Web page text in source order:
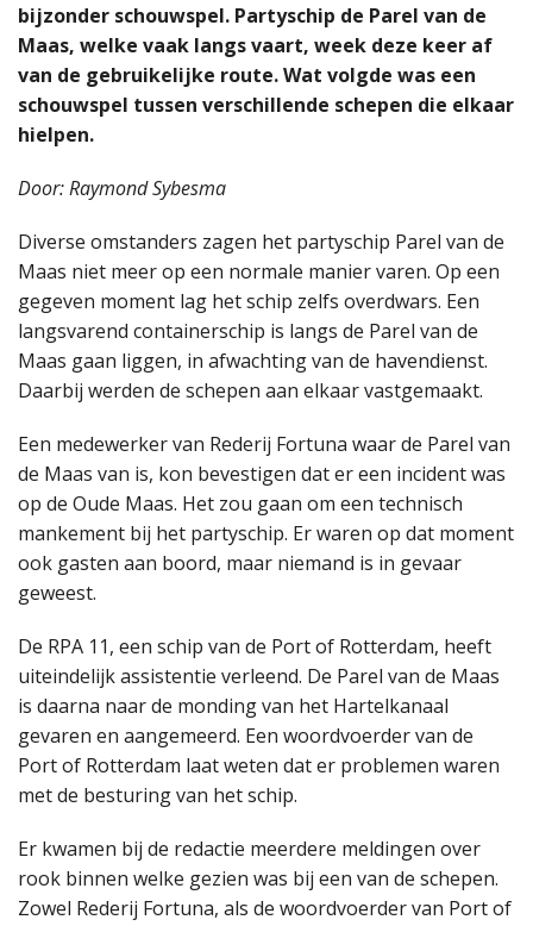
bijzonder schouwspel. Partyschip de Parel van de
Maas, welke vaak langs vaart, week deze keer af
van de gebruikelijke route.Wat volgde was een
schouwspel tussen verschillende schepen die elkaar
hielpen.
Door: Raymond Sybesma
Diverse omstanders zagen het partyschip Parel van de
Maas niet meer op een normale manier varen. Op een
gegeven moment lag het schip zelfs overdwars. Een
langsvarend containerschip is langs de Parel van de
Maas gaan liggen, in afwachting van de havendienst.
Daarbij werden de schepen aan elkaar vastgemaakt.
Een medewerker van Rederij Fortuna waar de Parel van
de Maas van is, kon bevestigen dat er een incident was
op de Oude Maas. Het zou gaan om een technisch
mankement bij het partyschip. Er waren op dat moment
ook gasten aan boord, maar niemand is in gevaar
geweest.
De RPA 11, een schip van de Port of Rotterdam, heeft
uiteindelijk assistentie verleend. De Parel van de Maas
is daarna naar de monding van het Hartelkanaal
gevaren en aangemeerd. Een woordvoerder van de
Port of Rotterdam laat weten dat er problemen waren
met de besturing van het schip.
Er kwamen bij de redactie meerdere meldingen over
rook binnen welke gezien was bij een van de schepen.
Zowel Rederij Fortuna, als de woordvoerder van Port of